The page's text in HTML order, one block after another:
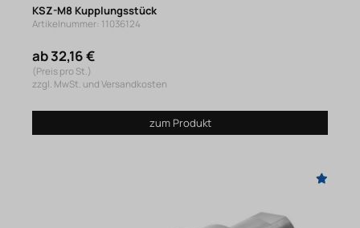
KSZ-M8 Kupplungsstück
Artikelnummer: 11036124
ab 32,16 €
(Preis pro St.)
zzgl. MwSt. und Versandkosten
zum Produkt